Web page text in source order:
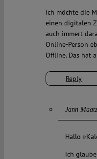
Reply
Ich möchte die
einen digitalen
auch immert
Online-Person
Offline. Das hat
Jann Maatz
Hallo
ich